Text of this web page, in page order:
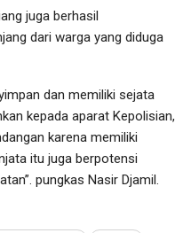
juga berhasil
dari warga yang diduga
dan memiliki sejata
kepada aparat Kepolisian,
karena memiliki
itu juga berpotensi
pungkas Nasir Djamil.